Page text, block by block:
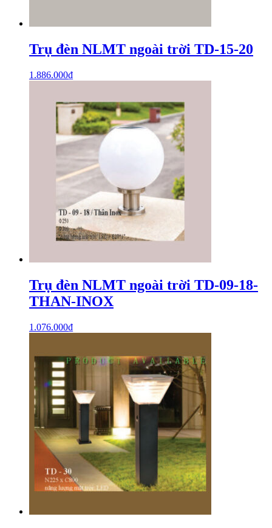
Trụ đèn NLMT ngoài trời TD-15-20
1.886.000₫
Trụ đèn NLMT ngoài trời TD-09-18-
THAN-INOX
1.076.000₫